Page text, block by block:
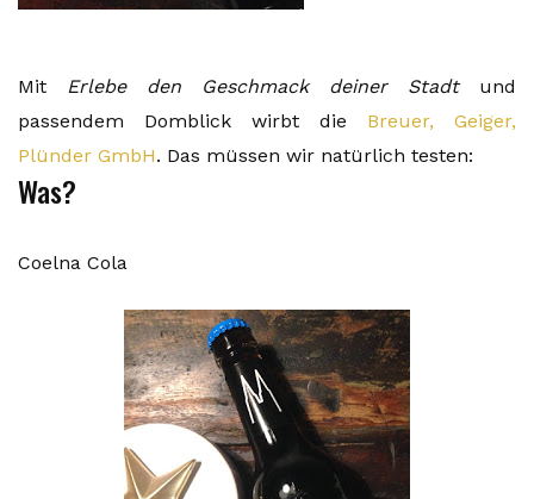
Mit Erlebe den Geschmack deiner Stadtund
passendem Domblick wirbt die Breuer, Geiger,
Plünder GmbH. Das müssen wir natürlich testen:
Was?
Coelna Cola